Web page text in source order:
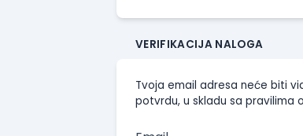
VERIFIKACIJA NALOGA
Tvoja email adresa neće biti
potvrdu, u skladu sa pravilima